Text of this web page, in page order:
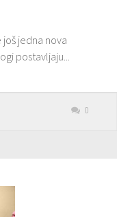
jedna nova
postavljaju...
0